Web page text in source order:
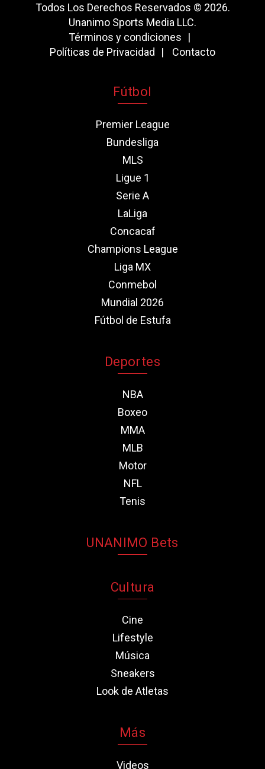
Todos Los Derechos Reservados © 2026.
Unanimo Sports Media LLC.
Términos y condiciones
Políticas de Privacidad
Contacto
Fútbol
Premier League
Bundesliga
MLS
Ligue 1
Serie A
LaLiga
Concacaf
Champions League
Liga MX
Conmebol
Mundial 2026
Fútbol de Estufa
Deportes
NBA
Boxeo
MMA
MLB
Motor
NFL
Tenis
UNANIMO Bets
Cultura
Cine
Lifestyle
Música
Sneakers
Look de Atletas
Más
Videos